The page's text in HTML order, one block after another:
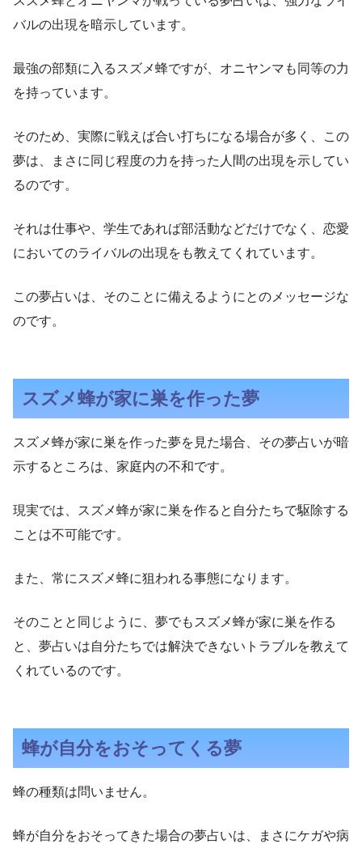
バルの出現を暗示しています。
最強の部類に入るスズメ蜂ですが、オニヤンマも同等の力
を持っています。
そのため、実際に戦えば合い打ちになる場合が多く、この
夢は、まさに同じ程度の力を持った人間の出現を示してい
るのです。
それは仕事や、学生であれば部活動などだけでなく、恋愛
においてのライバルの出現をも教えてくれています。
この夢占いは、そのことに備えるようにとのメッセージな
のです。
スズメ蜂が家に巣を作った夢
スズメ蜂が家に巣を作った夢を見た場合、その夢占いが暗
示するところは、家庭内の不和です。
現実では、スズメ蜂が家に巣を作ると自分たちで駆除する
ことは不可能です。
また、常にスズメ蜂に狙われる事態になります。
そのことと同じように、夢でもスズメ蜂が家に巣を作る
と、夢占いは自分たちでは解決できないトラブルを教えて
くれているのです。
蜂が自分をおそってくる夢
蜂の種類は問いません。
蜂が自分をおそってきた場合の夢占いは、まさにケガや病